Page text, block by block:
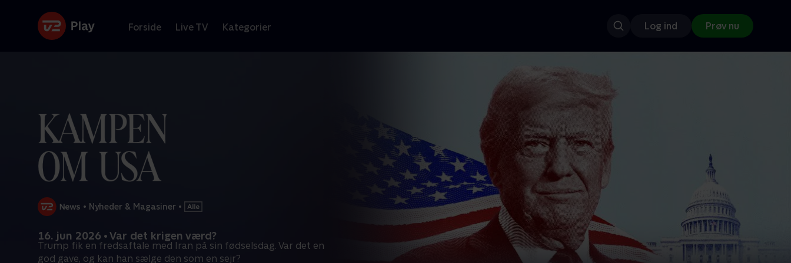
Forside Live TV Kategorier Log ind Prøv nu
• Nyheder & Magasiner •
16. jun 2026 • Var det krigen værd?
Trump fik en fredsaftale med Iran på sin fødselsdag. Var det en
god gave, og kan han sælge den som en sejr?